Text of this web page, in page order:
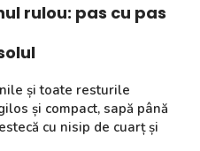
rulou: pas cu pas
și toate resturile
și compact, sapă până
cu nisip de cuarț și